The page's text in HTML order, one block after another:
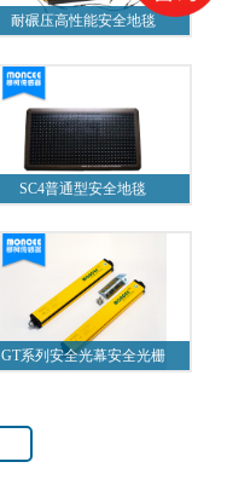
耐碾压高性能安全地毯
SC4普通型安全地毯
GT系列安全光幕安全光栅